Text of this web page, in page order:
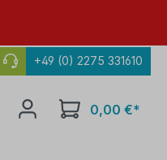
+49 (0) 2275 331610
0,00 €*